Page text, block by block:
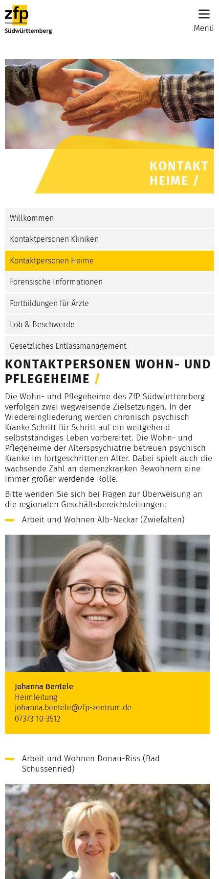
Menü
KONTAKT
HEIME /
Willkommen
Kontaktpersonen Kliniken
Kontaktpersonen Heime
Forensische Informationen
Fortbildungen für Ärzte
Lob & Beschwerde
Gesetzliches Entlassmanagement
KONTAKTPERSONEN WOHN- UND
PFLEGEHEIME /
Die Wohn- und Pflegeheime des ZfP Südwürttemberg
verfolgen zwei wegweisende Zielsetzungen. In der
Wiedereingliederung werden chronisch psychisch
Kranke Schritt für Schritt auf ein weitgehend
selbstständiges Leben vorbereitet. Die Wohn- und
Pflegeheime der Alterspsychiatrie betreuen psychisch
Kranke im fortgeschrittenen Alter. Dabei spielt auch die
wachsende Zahl an demenzkranken Bewohnern eine
immer größer werdende Rolle.
Bitte wenden Sie sich bei Fragen zur Überweisung an
die regionalen Geschäftsbereichsleitungen:
Arbeit und Wohnen Alb-Neckar (Zwiefalten)
Johanna Bentele
Heimleitung
johanna.bentele@zfp-zentrum.de
07373 10-3512
Arbeit und Wohnen Donau-Riss (Bad
Schussenried)